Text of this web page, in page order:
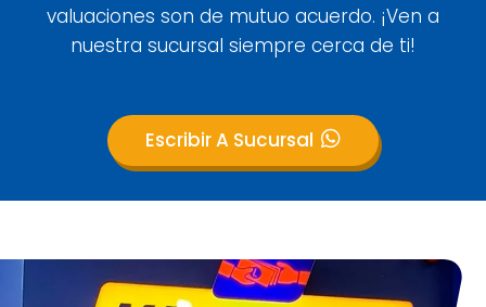
valuaciones son de mutuo acuerdo. ¡Ven a
nuestra sucursal siempre cerca de ti!
Escribir A Sucursal